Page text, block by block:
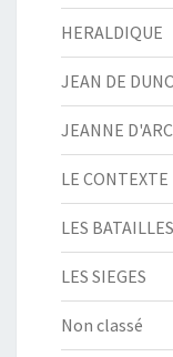
HERALDIQUE
JEAN DE
JEANNE D'ARC
LE CONTEXTE
LES
LES SIEGES
Non classé